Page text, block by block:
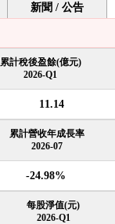
新聞 / 公告
累計稅後盈餘(億元)
2026-Q1
11.14
累計營收年成長率
2026-07
-24.98%
每股淨值(元)
2026-Q1